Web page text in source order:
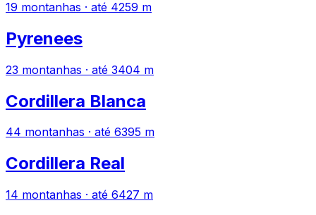
19 montanhas · até 4259 m
Pyrenees
23 montanhas · até 3404 m
Cordillera Blanca
44 montanhas · até 6395 m
Cordillera Real
14 montanhas · até 6427 m